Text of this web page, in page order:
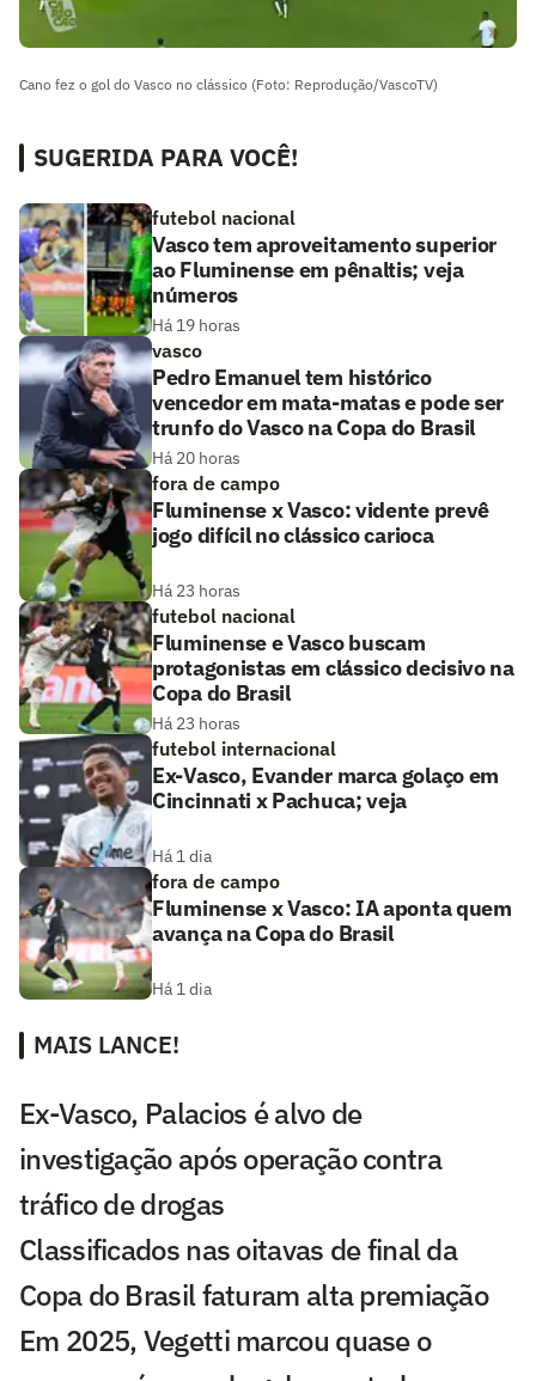
Cano fez o gol do Vasco no clássico (Foto: Reprodução/VascoTV)
SUGERIDA PARA VOCÊ!
futebol nacional
Vasco tem aproveitamento superior
ao Fluminense em pênaltis; veja
números
Há 19 horas
vasco
Pedro Emanuel tem histórico
vencedor em mata-matas e pode ser
trunfo do Vasco na Copa do Brasil
Há 20 horas
fora de campo
Fluminense x Vasco: vidente prevê
jogo difícil no clássico carioca
Há 23 horas
futebol nacional
Fluminense e Vasco buscam
protagonistas em clássico decisivo na
Copa do Brasil
Há 23 horas
futebol internacional
Ex-Vasco, Evander marca golaço em
Cincinnati x Pachuca; veja
Há 1 dia
fora de campo
Fluminense x Vasco: IA aponta quem
avança na Copa do Brasil
Há 1 dia
MAIS LANCE!
Ex-Vasco, Palacios é alvo de
investigação após operação contra
tráfico de drogas
Classificados nas oitavas de final da
Copa do Brasil faturam alta premiação
Em 2025, Vegetti marcou quase o